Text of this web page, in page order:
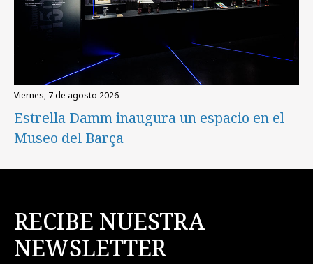
viernes, 7 de agosto 2026
Estrella Damm inaugura un espacio en el
Museo del Barça
RECIBE NUESTRA
NEWSLETTER